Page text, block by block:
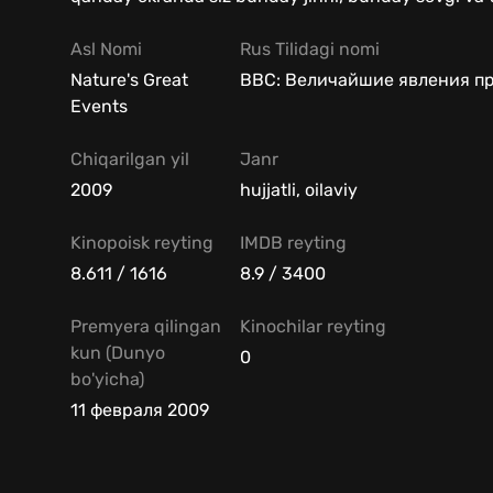
Asl Nomi
Nature's Great
Events
Rus Tilidagi nomi
BBC: Величайшие явления
Chiqarilgan yil
2009
Janr
hujjatli, oilaviy
Kinopoisk reyting
8.611 / 1616
IMDB reyting
8.9 / 3400
Premyera qilingan
kun (Dunyo
bo'yicha)
11 февраля 2009
Kinochilar reyting
0